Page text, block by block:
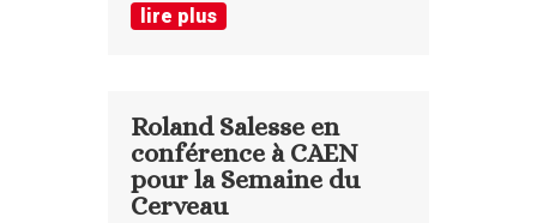
lire plus
Roland Salesse en
conférence à CAEN
pour la Semaine du
Cerveau